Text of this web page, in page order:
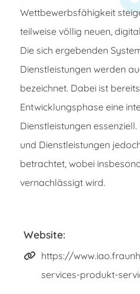
Wettbewerbsfähigkeit
teilweise völlig neuen,
Die sich ergebenden
Dienstleistungen werden
bezeichnet. Dabei ist
Entwicklungsphase eine
Dienstleistungen
und Dienstleistungen
betrachtet, wobei
vernachlässigt wird.
Website:
https://
services-produkt-